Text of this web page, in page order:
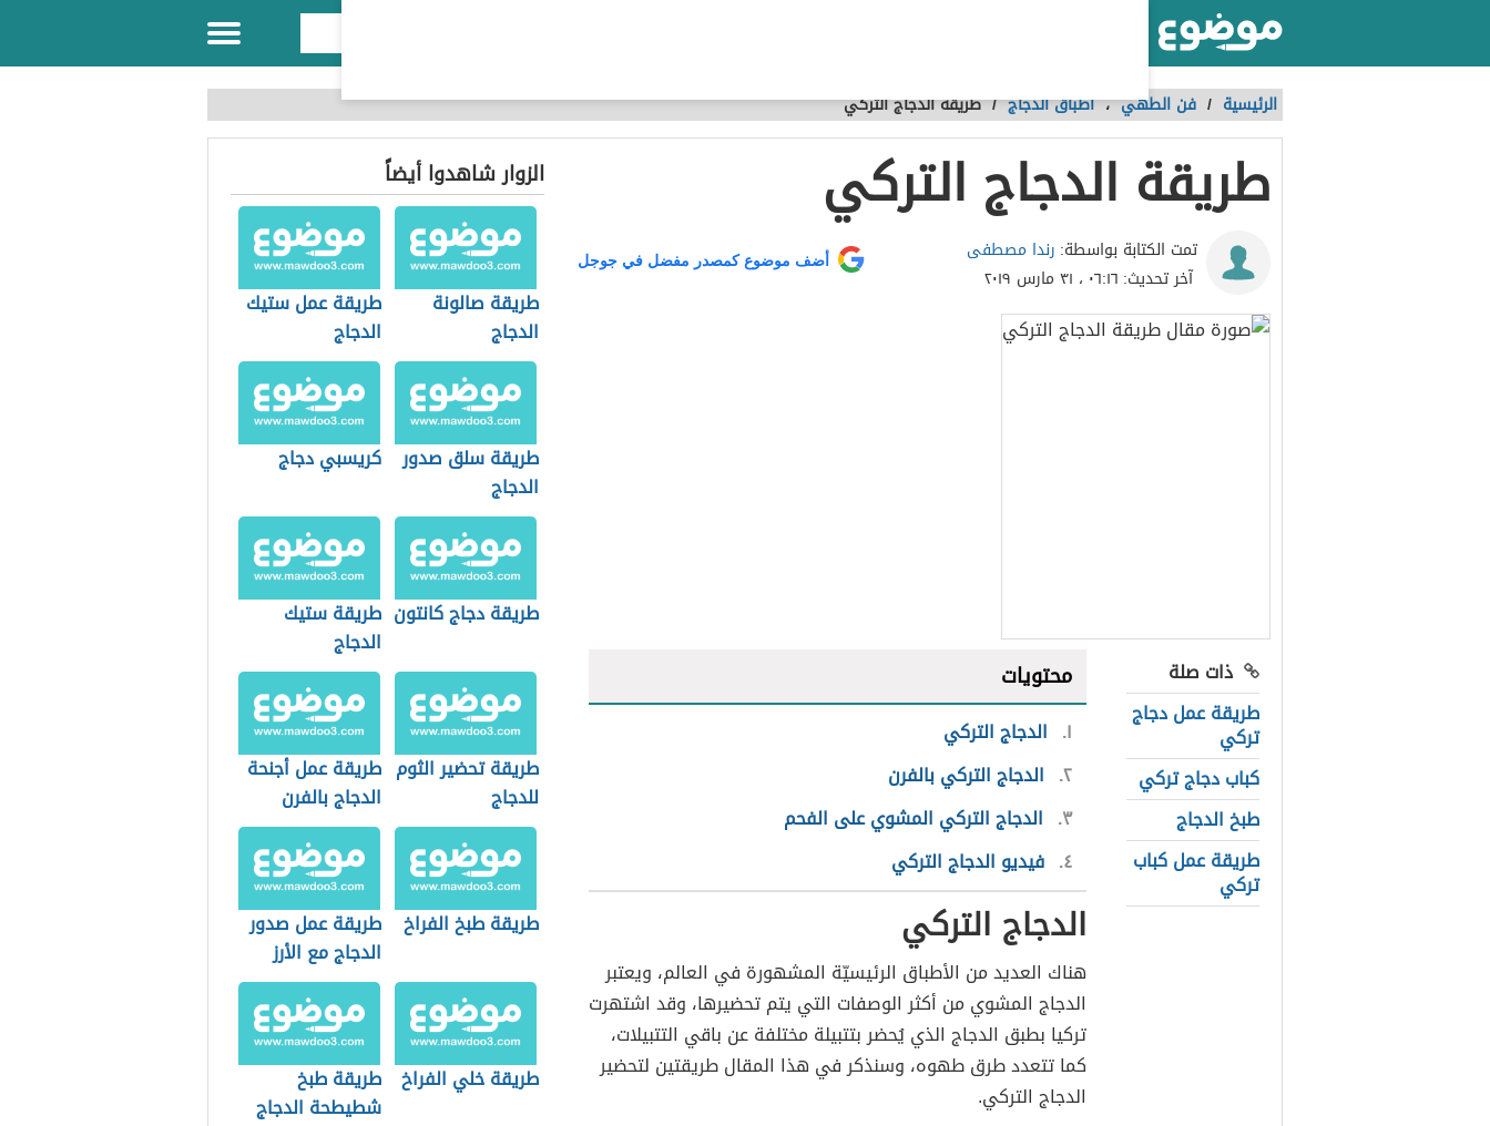
الرئيسية / فن الطهي،أطباق الدجاج /طريقة الدجاج التركي
طريقة الدجاج التركي
تمت الكتابة بواسطة: رندا مصطفى
آخر تحديث: ٠٦:١٦ ، ٣١ مارس ٢٠١٩
أضف موضوع كمصدر مفضل في جوجل
ذات صلة
طريقة عمل دجاج
تركي
كباب دجاج تركي
طبخ الدجاج
طريقة عمل كباب
تركي
محتويات
١ الدجاج التركي
٢ الدجاج التركي بالفرن
٣ الدجاج التركي المشوي على الفحم
٤ فيديو الدجاج التركي
الدجاج التركي
هناك العديد من الأطباق الرئيسيّة المشهورة في العالم، ويعتبر
الدجاج المشوي من أكثر الوصفات التي يتم تحضيرها، وقد اشتهرت
تركيا بطبق الدجاج الذي يُحضر بتتبيلة مختلفة عن باقي التتبيلات،
كما تتعدد طرق طهوه، وسنذكر في هذا المقال طريقتين لتحضير
الدجاج التركي.
الزوار شاهدوا أيضاً
طريقة صالونة
الدجاج
طريقة عمل ستيك
الدجاج
طريقة سلق صدور
الدجاج
كريسبي دجاج
طريقة دجاج كانتون طريقة ستيك
الدجاج
طريقة تحضير الثوم
للدجاج
طريقة عمل أجنحة
الدجاج بالفرن
طريقة طبخ الفراخ
طريقة عمل صدور
الدجاج مع الأرز
طريقة خلي الفراخ طريقة طبخ
شطيطحة الدجاج